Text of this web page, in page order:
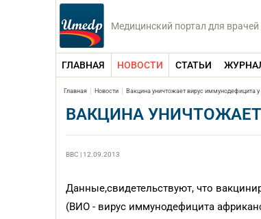
Медицинский портал для врачей
ГЛАВНАЯ НОВОСТИ СТАТЬИ
Главная Новости Вакцина уничтожает вирус иммунодефицита у
ВАКЦИНА
BBC | 12.09.2013
Данные,свидетельствуют, что
(ВИО - вирус иммунодефицита